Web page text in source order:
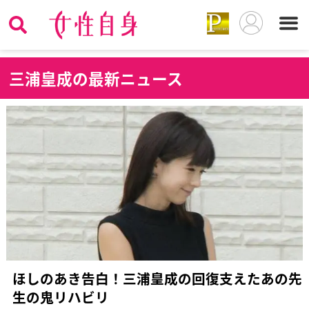
三浦皇成の最新ニュース
ほしのあき告白！三浦皇成の回復支えたあの先
生の鬼リハビリ